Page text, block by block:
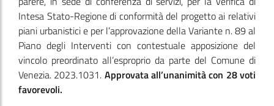
Intesa Stato-Regione di conformità del progetto ai relativi
piani urbanistici e per l’approvazione della Variante n. 89 al
Piano degli Interventi con contestuale apposizione del
vincolo preordinato all’esproprio da parte del Comune di
Venezia. 2023.1031. Approvata all’unanimità con 28 voti
favorevoli.